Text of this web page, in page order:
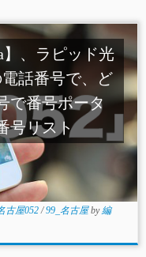
】、ラピッド光
話番号で、ど
で番号ポータ
号リスト
古屋052/99_名古屋by編